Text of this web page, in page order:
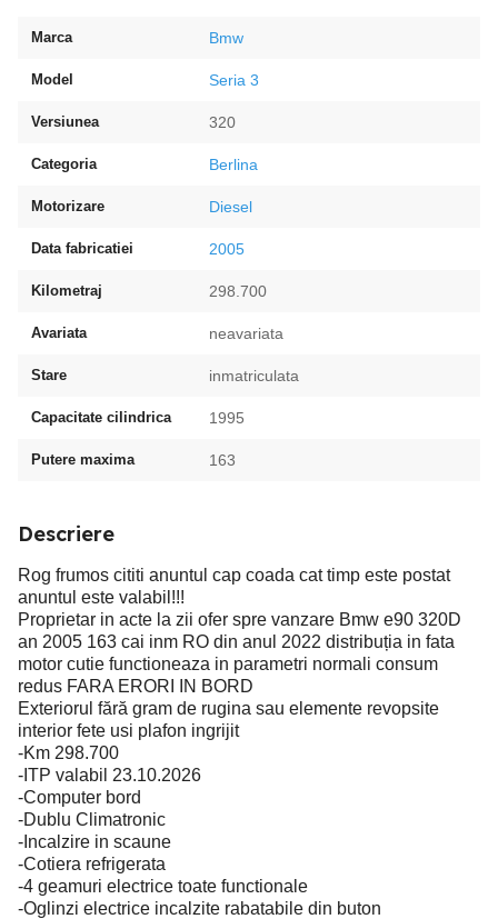
Marca Bmw
Model Seria 3
Versiunea 320
Categoria Berlina
Motorizare Diesel
Data fabricatiei 2005
Kilometraj 298.700
Avariata neavariata
Stare inmatriculata
Capacitate cilindrica 1995
Putere maxima 163
Descriere
Rog frumos cititi anuntul cap coada cat timp este postat
anuntul este valabil!!!
Proprietar in acte la zii ofer spre vanzare Bmw e90 320D
an 2005 163 cai inm RO din anul 2022 distribuția in fata
motor cutie functioneaza in parametri normali consum
redus FARA ERORI IN BORD
Exteriorul fără gram de rugina sau elemente revopsite
interior fete usi plafon ingrijit
-Km 298.700
-ITP valabil 23.10.2026
-Computer bord
-Dublu Climatronic
-Incalzire in scaune
-Cotiera refrigerata
-4 geamuri electrice toate functionale
-Oglinzi electrice incalzite rabatabile din buton